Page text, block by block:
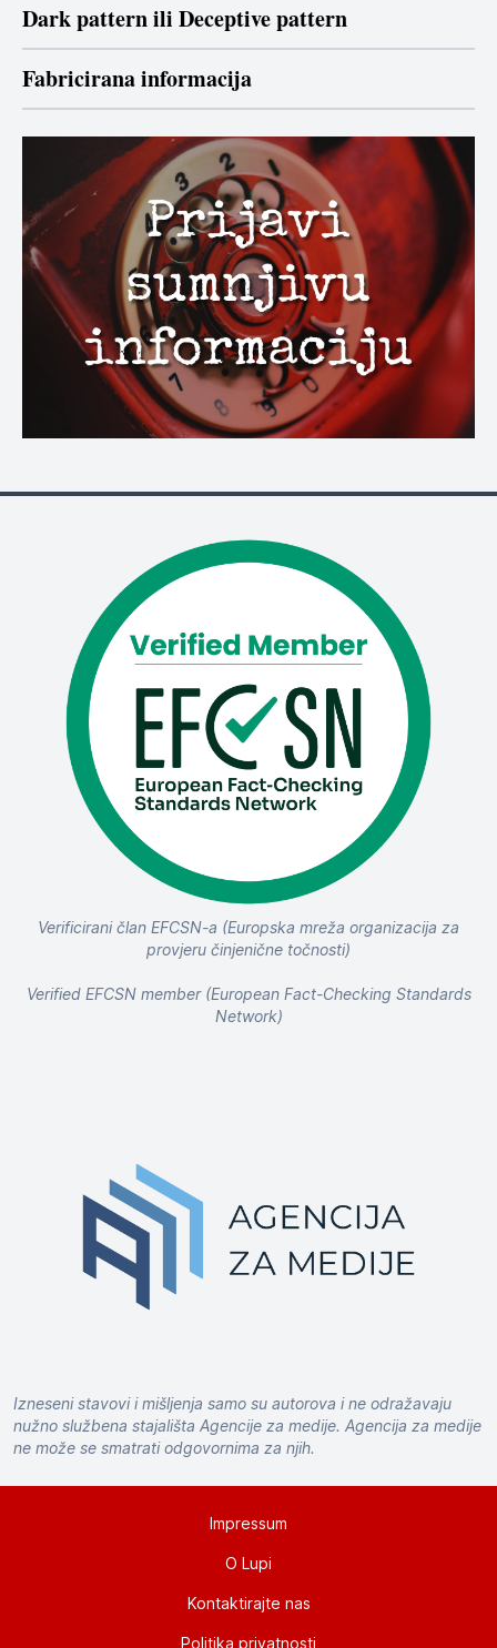
Dark pattern ili Deceptive pattern
Fabricirana informacija
Verificirani član EFCSN-a (Europska mreža organizacija za
provjeru činjenične točnosti)
Verified EFCSN member (European Fact-Checking Standards
Network)
Izneseni stavovi i mišljenja samo su autorova i ne odražavaju
nužno službena stajališta Agencije za medije. Agencija za medije
ne može se smatrati odgovornima za njih.
Impressum
O Lupi
Kontaktirajte nas
Politika privatnosti